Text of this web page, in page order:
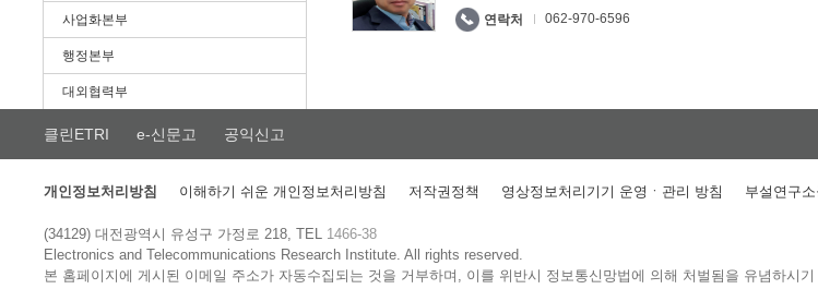
사업화본부
행정본부
대외협력부
연락처 062-970-6596
클린ETRI e-신문고 공익신고
개인정보처리방침 이해하기 쉬운 개인정보처리방침 저작권정책 영상정보처리기기 운영ㆍ관리 방침 부설연구
(34129) 대전광역시 유성구 가정로 218, TEL 1466-38
Electronics and Telecommunications Research Institute.All rights reserved.
본 홈페이지에 게시된 이메일 주소가 자동수집되는 것을 거부하며, 이를 위반시 정보통신망법에 의해 처벌됨을 유념하시기